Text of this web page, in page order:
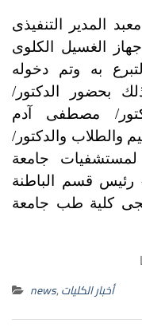
التنفيذى
الغسيل الكلوى
به وتم دخوله
بحضور الدكتور/
مصطفى آدم
والطلاب والدكتور/
لمستشفيات جامعة
رئيس قسم الباطنة
كلية طب جامعة
news,أخبار الكليات